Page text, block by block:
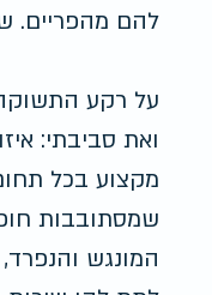
להם מהפריים.
על רקע התשוקה
ואת סביבתי:
מקצוע בכל
שמסתובבות
המונגש